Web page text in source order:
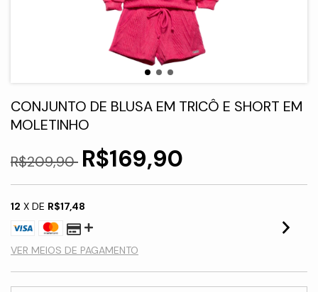
CONJUNTO DE BLUSA EM TRICÔ E SHORT EM
MOLETINHO
R$209,90 R$169,90
12 X DE R$17,48
VER MEIOS DE PAGAMENTO